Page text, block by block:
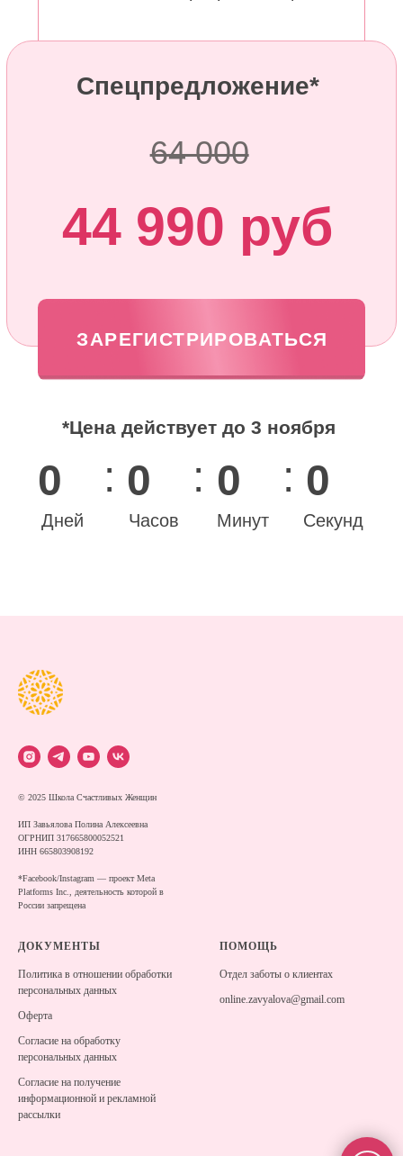
© 2025 Школа Счастливых Женщин
ИП Завьялова Полина Алексеевна
ОГРНИП 317665800052521
ИНН 665803908192
*Facebook/Instagram — проект Meta
Platforms Inc., деятельность которой в
России запрещена
ДОКУМЕНТЫ
Политика в отношении обработки
персональных данных
Оферта
Согласие на обработку
персональных данных
Согласие на получение
информационной и рекламной
рассылки
ПОМОЩЬ
Отдел заботы о клиентах
online.zavyalova@gmail.com